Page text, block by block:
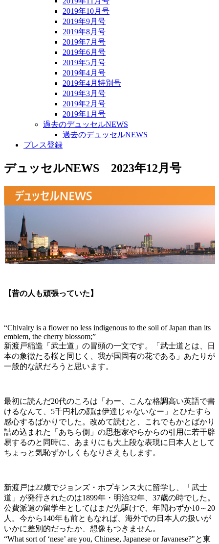
2019年10月号
2019年9月号
2019年8月号
2019年7月号
2019年6月号
2019年5月号
2019年4月号
2019年4月特別号
2019年3月号
2019年2月号
2019年1月号
過去のデュッセルNEWS
過去のデュッセルNEWS
プレス登録
デュッセルNEWS 2023年12月号
【昔の人も頑張っていた】
“Chivalry is a flower no less indigenous to the soil of Japan than its
emblem, the cherry blossom;”
新渡戸稲造「武士道」の冒頭の一文です。「武士道とは、日
本の象徴たる桜と同じく、我が国固有の花である」あたりが
一般的な訳だろうと思います。
最初に読んだ20代のころは「わー、こんな格調高い英語で書
けるなんて、5千円札の顔は伊達じゃないなー」とひたすら
感心するばかりでした。改めて読むと、これでもかとばかり
詰め込まれた「あちら側」の思想家やらからの引用に若干辟
易するのと同時に、あまりにも大上段な表現に日本人として
ちょっと気恥ずかしくもなりさえもします。
新渡戸は22歳でジョンズ・ホプキンス大に留学し、「武士
道」が発行されたのは1899年・明治32年、37歳の時でした。
公費派遣の留学生としてはまだ先駆けで、年間わずか10～20
人。今から140年も前ともなれば、海外での日本人の扱いが
いかに差別的だったか、想像もつきません。
“What sort of ‘nese’ are you, Chinese, Japanese or Javanese?"と東